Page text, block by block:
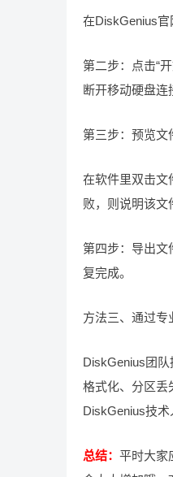
在DiskGenius官
第二步：点击“
断开移动硬盘连
第三步：预览文
在软件里双击文
败，则说明该文
第四步：导出文
复完成。
方法三、通过专
DiskGenius团
格式化、分区丢
DiskGenius技
总结： 平时大家